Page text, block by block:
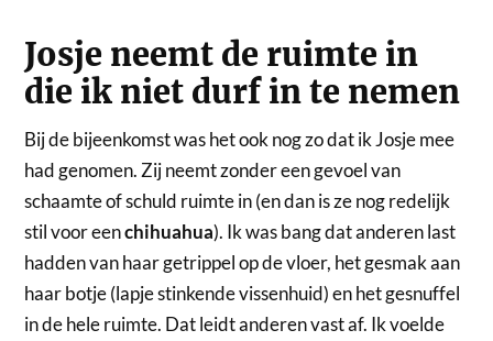
Josje neemt de ruimte in
die ik niet durf in te nemen
Bij de bijeenkomst was het ook nog zo dat ik Josje mee
had genomen. Zij neemt zonder een gevoel van
schaamte of schuld ruimte in (en dan is ze nog redelijk
stil voor eenchihuahua). Ik was bang dat anderen last
hadden van haar getrippel op de vloer, het gesmak aan
haar botje (lapje stinkende vissenhuid) en het gesnuffel
in de hele ruimte. Dat leidt anderen vast af. Ik voelde